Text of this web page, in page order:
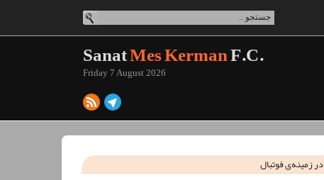
SanatMes KermanF.C.
Friday 7 August 2026
در زمینه‌ی فوتبال